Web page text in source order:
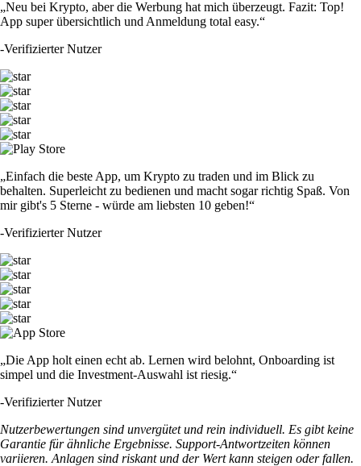
„Neu bei Krypto, aber die Werbung hat mich überzeugt. Fazit: Top!
App super übersichtlich und Anmeldung total easy.“
-Verifizierter Nutzer
„Einfach die beste App, um Krypto zu traden und im Blick zu
behalten. Superleicht zu bedienen und macht sogar richtig Spaß. Von
mir gibt's 5 Sterne - würde am liebsten 10 geben!“
-Verifizierter Nutzer
„Die App holt einen echt ab. Lernen wird belohnt, Onboarding ist
simpel und die Investment-Auswahl ist riesig.“
-Verifizierter Nutzer
Nutzerbewertungen sind unvergütet und rein individuell. Es gibt keine
Garantie für ähnliche Ergebnisse. Support-Antwortzeiten können
variieren. Anlagen sind riskant und der Wert kann steigen oder fallen.